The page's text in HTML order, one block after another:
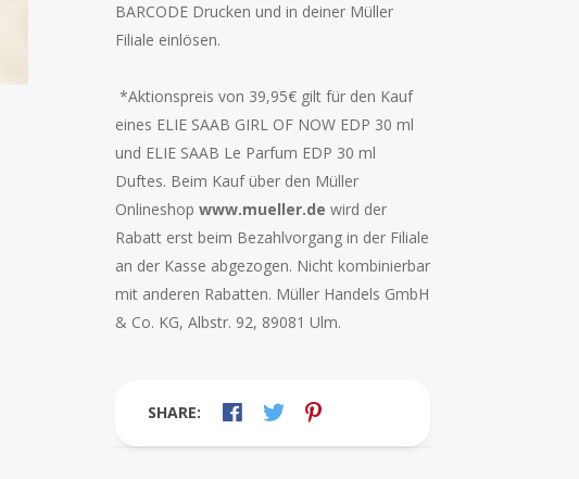
BARCODE Drucken und in deiner Müller
Filiale einlösen.
*Aktionspreis von 39,95€ gilt für den Kauf
eines ELIE SAAB GIRL OF NOW EDP 30 ml
und ELIE SAAB Le Parfum EDP 30 ml
Duftes. Beim Kauf über den Müller
Onlineshop www.mueller.de wird der
Rabatt erst beim Bezahlvorgang in der Filiale
an der Kasse abgezogen. Nicht kombinierbar
mit anderen Rabatten. Müller Handels GmbH
& Co. KG, Albstr. 92, 89081 Ulm.
SHARE: